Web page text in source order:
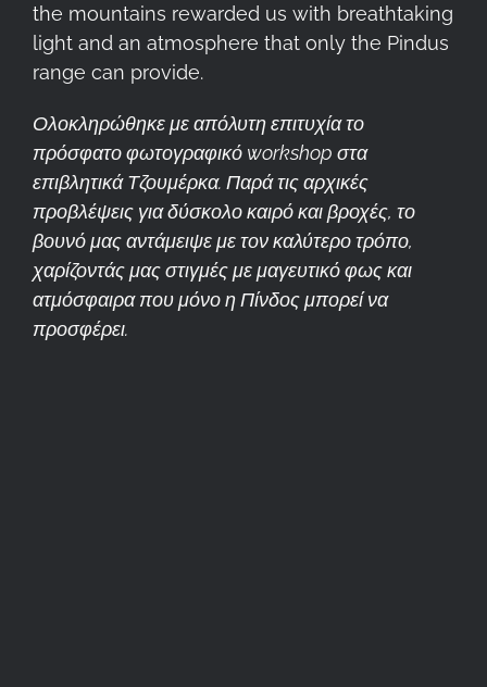
the mountains rewarded us with breathtaking
light and an atmosphere that only the Pindus
range can provide.
Ολοκληρώθηκε με απόλυτη επιτυχία το
πρόσφατο φωτογραφικό workshop στα
επιβλητικά Τζουμέρκα. Παρά τις αρχικές
προβλέψεις για δύσκολο καιρό και βροχές, το
βουνό μας αντάμειψε με τον καλύτερο τρόπο,
χαρίζοντάς μας στιγμές με μαγευτικό φως και
ατμόσφαιρα που μόνο η Πίνδος μπορεί να
προσφέρει.